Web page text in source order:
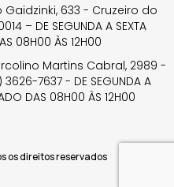
Gaidzinki, 633 - Cruzeiro do
– DE SEGUNDA A SEXTA
08H00 ÀS 12H00
Martins Cabral, 2989 -
7637 - DE SEGUNDA A
DAS 08H00 ÀS 12H00
os direitos reservados